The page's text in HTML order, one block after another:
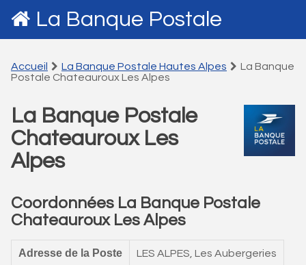
La Banque Postale
Accueil La Banque Postale Hautes Alpes
La Banque
Postale Chateauroux Les Alpes
La Banque Postale
Chateauroux Les
Alpes
Coordonnées La Banque Postale
Chateauroux Les Alpes
Adresse de la Poste LES ALPES, Les Aubergeries